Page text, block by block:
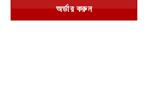
৳ 1,480.00.৳
অর্ডার করুন